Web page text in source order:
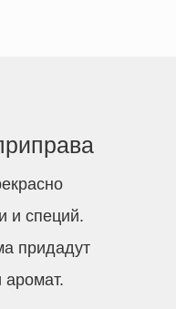
и специй.
придадут